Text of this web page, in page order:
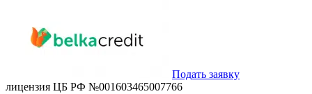
Подать заявку
лицензия ЦБ РФ №001603465007766